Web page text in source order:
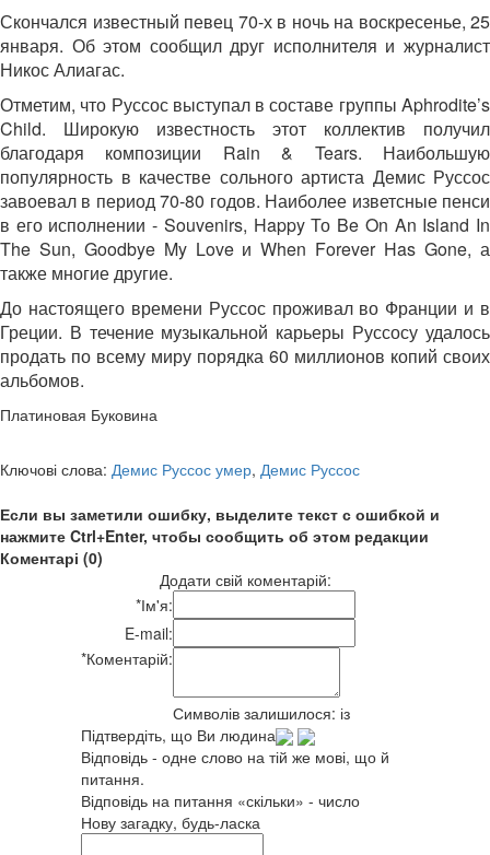
Скончался известный певец 70-х в ночь на воскресенье, 25
января. Об этом сообщил друг исполнителя и журналист
Никос Алиагас.
Отметим, что Руссос выступал в составе группы Aphrodite’s
Child. Широкую известность этот коллектив получил
благодаря композиции Rain & Tears. Наибольшую
популярность в качестве сольного артиста Демис Руссос
завоевал в период 70-80 годов. Наиболее изветсные пенси
в его исполнении - Souvenirs, Happy То Be On An Island In
The Sun, Goodbye My Love и When Forever Has Gone, а
также многие другие.
До настоящего времени Руссос проживал во Франции и в
Греции. В течение музыкальной карьеры Руссосу удалось
продать по всему миру порядка 60 миллионов копий своих
альбомов.
Платиновая Буковина
Ключові слова: Демис Руссос умер, Демис Руссос
Если вы заметили ошибку, выделите текст с ошибкой и
нажмите Ctrl+Enter, чтобы сообщить об этом редакции
Коментарі (0)
Додати свій коментарій:
*Ім'я:
E-mail:
*Коментарій:
Символів залишилося: із
Підтвердіть, що Ви людина
Відповідь - одне слово на тій же мові, що й
питання.
Відповідь на питання «скільки» - число
Нову загадку, будь-ласка